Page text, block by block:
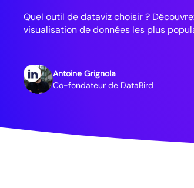
Quel outil de dataviz choisir ?
visualisation de données les plus
Antoine Grignola
Co-fondateur de DataBird